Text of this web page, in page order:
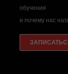
обучения
и почему нас